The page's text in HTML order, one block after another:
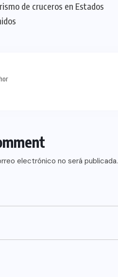
de cruceros en Estados
electrónico no será publicada.